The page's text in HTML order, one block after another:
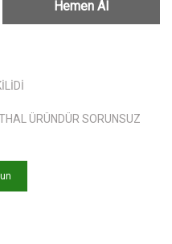
Hemen Al
ÜRÜNDÜR SORUNSUZ